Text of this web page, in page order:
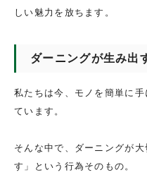
しい魅力を放ちます。
ダーニングが生み出
私たちは今、モノを簡単に
ています。
そんな中で、ダーニングが
す」という行為そのもの。